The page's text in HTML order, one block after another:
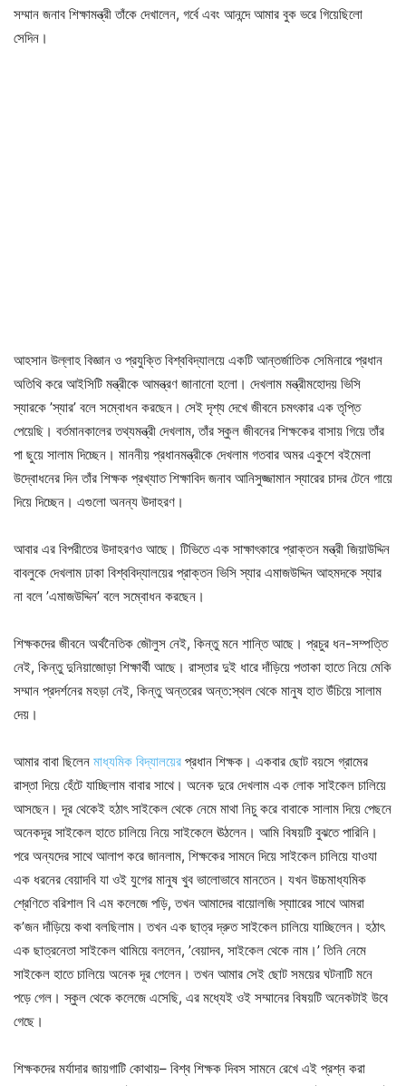
সম্মান জনাব শিক্ষামন্ত্রী তাঁকে দেখালেন, গর্বে এবং আনন্দে আমার বুক ভরে গিয়েছিলো
সেদিন।
আহসান উল্লাহ বিজ্ঞান ও প্রযুক্তি বিশ্ববিদ্যালয়ে একটি আন্তর্জাতিক সেমিনারে প্রধান
অতিথি করে আইসিটি মন্ত্রীকে আমন্ত্রণ জানানো হলো। দেখলাম মন্ত্রীমহোদয় ভিসি
স্যারকে ’স্যার’ বলে সম্বোধন করছেন। সেই দৃশ্য দেখে জীবনে চমৎকার এক তৃপ্তি
পেয়েছি। বর্তমানকালের তথ্যমন্ত্রী দেখলাম, তাঁর স্কুল জীবনের শিক্ষকের বাসায় গিয়ে তাঁর
পা ছুয়ে সালাম দিচ্ছেন। মাননীয় প্রধানমন্ত্রীকে দেখলাম গতবার অমর একুশে বইমেলা
উদ্বোধনের দিন তাঁর শিক্ষক প্রখ্যাত শিক্ষাবিদ জনাব আনিসুজ্জামান স্যারের চাদর টেনে গায়ে
দিয়ে দিচ্ছেন। এগুলো অনন্য উদাহরণ।
আবার এর বিপরীতের উদাহরণও আছে। টিভিতে এক সাক্ষাৎকারে প্রাক্তন মন্ত্রী জিয়াউদ্দিন
বাবলুকে দেখলাম ঢাকা বিশ্ববিদ্যালয়ের প্রাক্তন ভিসি স্যার এমাজউদ্দিন আহমদকে স্যার
না বলে ’এমাজউদ্দিন’ বলে সম্বোধন করছেন।
শিক্ষকদের জীবনে অর্থনৈতিক জৌলুস নেই, কিন্তু মনে শান্তি আছে। প্রচুর ধন-সম্পত্তি
নেই, কিন্তু দুনিয়াজোড়া শিক্ষার্থী আছে। রাস্তার দুই ধারে দাঁড়িয়ে পতাকা হাতে নিয়ে মেকি
সম্মান প্রদর্শনের মহড়া নেই, কিন্তু অন্তরের অন্ত:স্থল থেকে মানুষ হাত উঁচিয়ে সালাম
দেয়।
আমার বাবা ছিলেন মাধ্যমিক বিদ্যালয়ের প্রধান শিক্ষক। একবার ছোট বয়সে গ্রামের
রাস্তা দিয়ে হেঁটে যাচ্ছিলাম বাবার সাথে। অনেক দুরে দেখলাম এক লোক সাইকেল চালিয়ে
আসছেন। দূর থেকেই হঠাৎ সাইকেল থেকে নেমে মাথা নিচু করে বাবাকে সালাম দিয়ে পেছনে
অনেকদূর সাইকেল হাতে চালিয়ে নিয়ে সাইকেলে ঊঠলেন। আমি বিষয়টি বুঝতে পারিনি।
পরে অন্যদের সাথে আলাপ করে জানলাম, শিক্ষকের সামনে দিয়ে সাইকেল চালিয়ে যাওযা
এক ধরনের বেয়াদবি যা ওই যুগের মানুষ খুব ভালোভাবে মানতেন। যখন উচ্চমাধ্যমিক
শ্রেণিতে বরিশাল বি এম কলেজে পড়ি, তখন আমাদের বায়োলজি স্যাারের সাথে আমরা
ক’জন দাঁড়িয়ে কথা বলছিলাম। তখন এক ছাত্র দ্রুত সাইকেল চালিয়ে যাচ্ছিলেন। হঠাৎ
এক ছাত্রনেতা সাইকেল থামিয়ে বললেন, ’বেয়াদব, সাইকেল থেকে নাম।’ তিনি নেমে
সাইকেল হাতে চালিয়ে অনেক দূর গেলেন। তখন আমার সেই ছোট সময়ের ঘটনাটি মনে
পড়ে গেল। স্কুল থেকে কলেজে এসেছি, এর মধ্যেই ওই সম্মানের বিষয়টি অনেকটাই উবে
গেছে।
শিক্ষকদের মর্যাদার জায়গাটি কোথায়– বিশ্ব শিক্ষক দিবস সামনে রেখে এই প্রশ্ন করা